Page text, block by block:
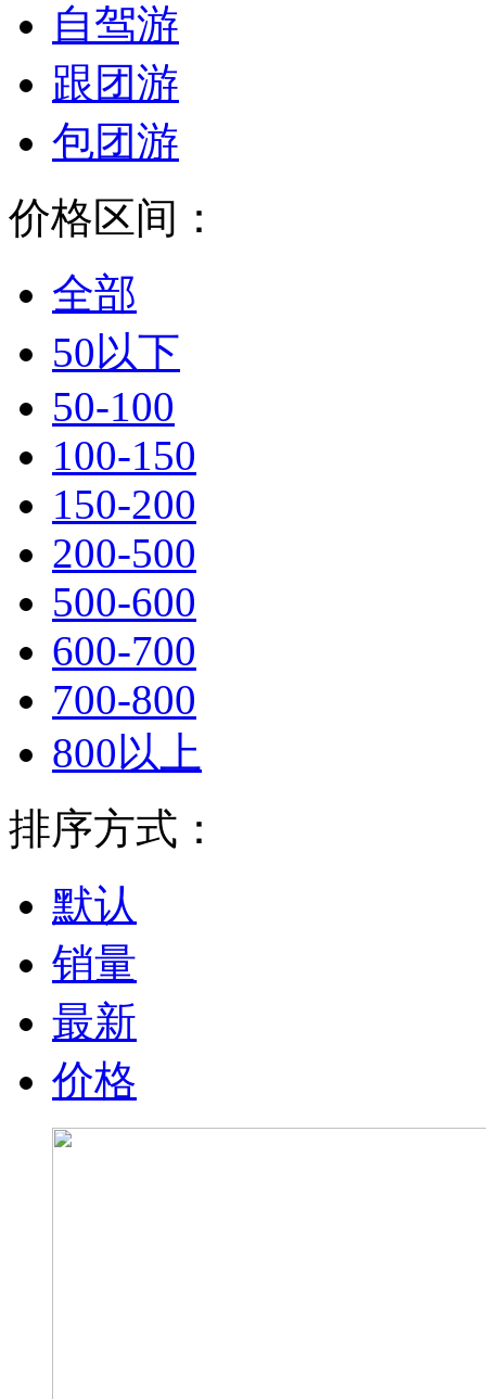
自驾游
跟团游
包团游
价格区间：
全部
50以下
50-100
100-150
150-200
200-500
500-600
600-700
700-800
800以上
排序方式：
默认
销量
最新
价格